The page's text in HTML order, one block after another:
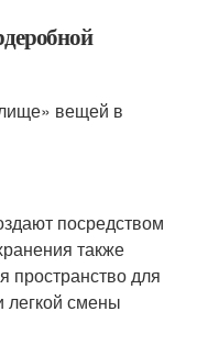
вещей в
посредством
также
пространство для
легкой смены